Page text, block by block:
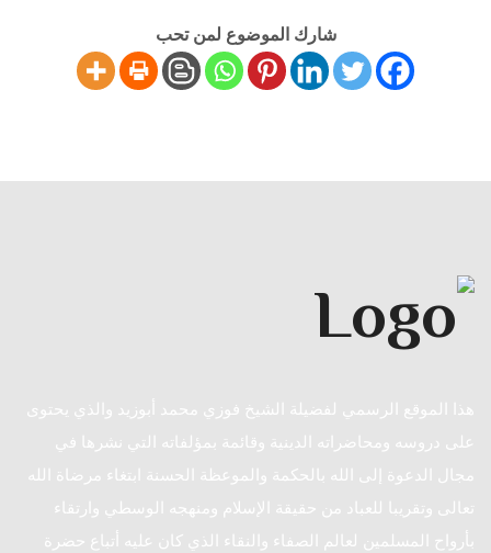
شارك الموضوع لمن تحب
هذا الموقع الرسمي لفضيلة الشيخ فوزي محمد أبوزيد والذي يحتوى
على دروسه ومحاضراته الدينية وقائمة بمؤلفاته التي نشرها في
مجال الدعوة إلى الله بالحكمة والموعظة الحسنة ابتغاء مرضاة الله
تعالى وتقريبا للعباد من حقيقة الإسلام ومنهجه الوسطي وارتقاء
بأرواح المسلمين لعالم الصفاء والنقاء الذي كان عليه أتباع حضرة